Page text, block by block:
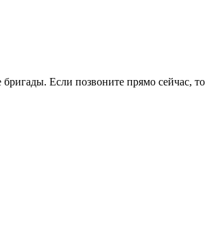
Если позвоните прямо сейчас,